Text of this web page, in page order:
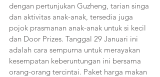
dengan pertunjukan Guzheng, tarian singa
dan aktivitas anak-anak, tersedia juga
pojok prasmanan anak-anak untuk si kecil
dan Door Prizes. Tanggal 29 Januari ini
adalah cara sempurna untuk merayakan
kesempatan keberuntungan ini bersama
orang-orang tercintai. Paket harga makan